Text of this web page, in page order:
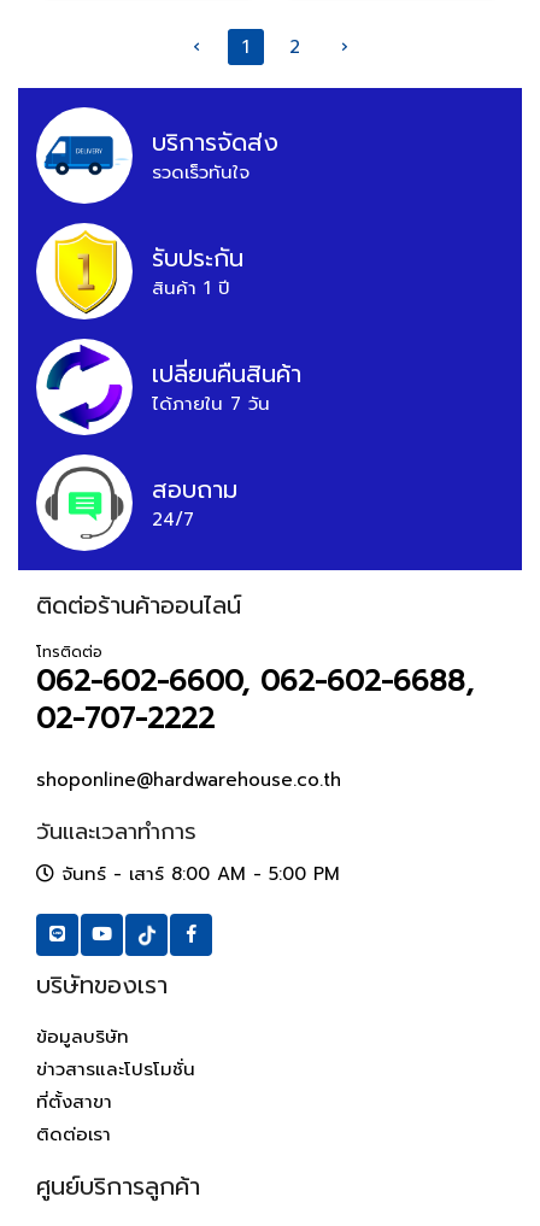
‹ 1 2 ›
บริการจัดส่ง
รวดเร็วทันใจ
รับประกัน
สินค้า 1 ปี
เปลี่ยนคืนสินค้า
ได้ภายใน 7 วัน
สอบถาม
24/7
ติดต่อร้านค้าออนไลน์
โทรติดต่อ
062-602-6600, 062-602-6688,
02-707-2222
shoponline@hardwarehouse.co.th
วันและเวลาทำการ
จันทร์ - เสาร์ 8:00 AM - 5:00 PM
บริษัทของเรา
ข้อมูลบริษัท
ข่าวสารและโปรโมชั่น
ที่ตั้งสาขา
ติดต่อเรา
ศูนย์บริการลูกค้า